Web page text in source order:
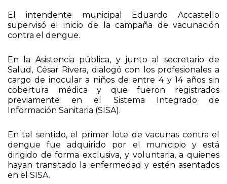
El intendente municipal Eduardo Accastello
supervisó el inicio de la campaña de vacunación
contra el dengue.
En la Asistencia pública, y junto al secretario de
Salud, César Rivera, dialogó con los profesionales a
cargo de inocular a niños de entre 4 y 14 años sin
cobertura médica y que fueron registrados
previamente en el Sistema Integrado de
Información Sanitaria (SISA).
En tal sentido, el primer lote de vacunas contra el
dengue fue adquirido por el municipio y está
dirigido de forma exclusiva, y voluntaria, a quienes
hayan transitado la enfermedad y estén asentados
en el SISA.